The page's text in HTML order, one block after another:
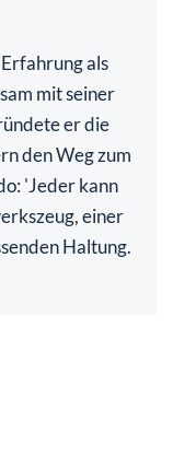
als
mit seiner
er die
den Weg zum
'Jeder kann
einer
Haltung.